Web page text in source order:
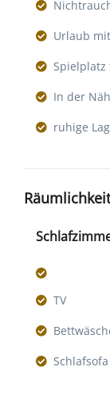
Urlaub
In der
ruhige
TV
Schlafsofa